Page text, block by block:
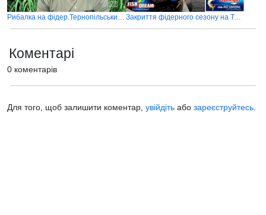
Рибалка на фідер.Тернопільський став Закриття фідерного сезону на Тернопільському озері
Коментарі
0 коментарів
Для того, щоб залишити коментар, увійдіть або зареєструйтесь